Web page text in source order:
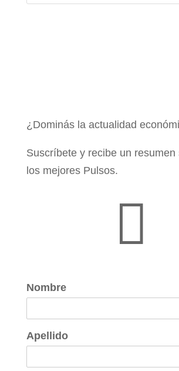
¿Dominás la actualidad
Suscríbete y recibe un resumen
los mejores Pulsos.

Nombre
Apellido